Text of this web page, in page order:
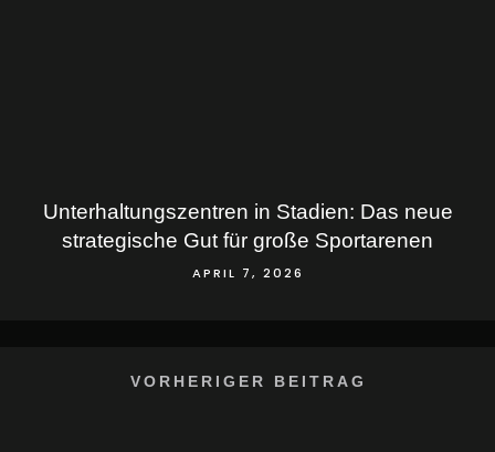
Unterhaltungszentren in Stadien: Das neue
strategische Gut für große Sportarenen
APRIL 7, 2026
VORHERIGER BEITRAG